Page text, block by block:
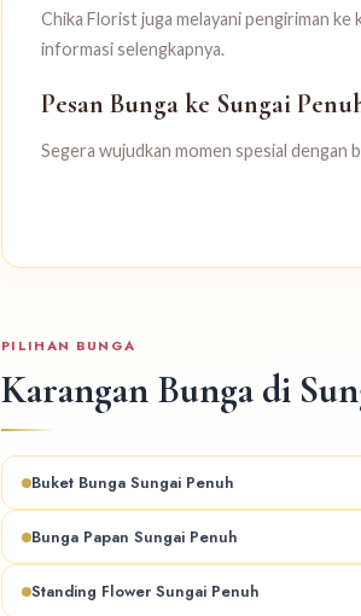
Chika Florist juga melayani pengiriman
informasi selengkapnya.
Pesan Bunga ke Sungai
Segera wujudkan momen spesial dengan
PILIHAN BUNGA
Karangan Bunga di
Buket Bunga Sungai Penuh
Bunga Papan Sungai Penuh
Standing Flower Sungai Penuh